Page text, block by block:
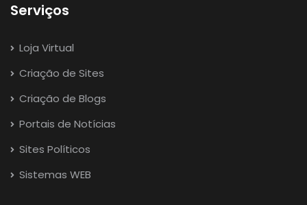
Serviços
Loja Virtual
Criação de Sites
Criação de Blogs
Portais de Notícias
Sites Políticos
Sistemas WEB